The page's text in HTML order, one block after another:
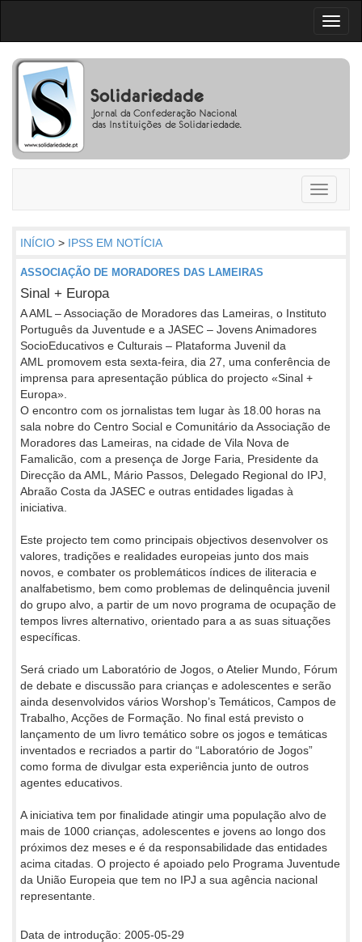
Toggle
INÍCIO > IPSS EM NOTÍCIA
ASSOCIAÇÃO DE MORADORES DAS LAMEIRAS
Sinal + Europa
A AML – Associação de Moradores das Lameiras, o Instituto
Português da Juventude e a JASEC – Jovens Animadores
SocioEducativos e Culturais – Plataforma Juvenil da
AML promovem esta sexta-feira, dia 27, uma conferência de
imprensa para apresentação pública do projecto «Sinal +
Europa».
O encontro com os jornalistas tem lugar às 18.00 horas na
sala nobre do Centro Social e Comunitário da Associação de
Moradores das Lameiras, na cidade de Vila Nova de
Famalicão, com a presença de Jorge Faria, Presidente da
Direcção da AML, Mário Passos, Delegado Regional do IPJ,
Abraão Costa da JASEC e outras entidades ligadas à
iniciativa.
Este projecto tem como principais objectivos desenvolver os
valores, tradições e realidades europeias junto dos mais
novos, e combater os problemáticos índices de iliteracia e
analfabetismo, bem como problemas de delinquência juvenil
do grupo alvo, a partir de um novo programa de ocupação de
tempos livres alternativo, orientado para a as suas situações
específicas.
Será criado um Laboratório de Jogos, o Atelier Mundo, Fórum
de debate e discussão para crianças e adolescentes e serão
ainda desenvolvidos vários Worshop’s Temáticos, Campos de
Trabalho, Acções de Formação. No final está previsto o
lançamento de um livro temático sobre os jogos e temáticas
inventados e recriados a partir do “Laboratório de Jogos”
como forma de divulgar esta experiência junto de outros
agentes educativos.
A iniciativa tem por finalidade atingir uma população alvo de
mais de 1000 crianças, adolescentes e jovens ao longo dos
próximos dez meses e é da responsabilidade das entidades
acima citadas. O projecto é apoiado pelo Programa Juventude
da União Europeia que tem no IPJ a sua agência nacional
representante.
Data de introdução: 2005-05-29